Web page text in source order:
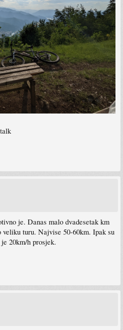
je. Danas malo dvadesetak km
veliku turu. Najvise 50-60km. Ipak su
20km/h prosjek.